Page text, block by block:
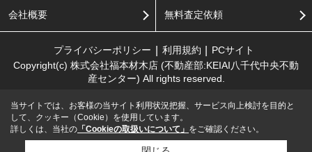
会社概要 無料査定依頼
プライバシーポリシー 利用規約
PCサイト
Copyright(c) 株式会社福本材木店 (不動産部:KEIAI八千代中央不動
産センター) All rights reserved.
当サイトでは、お客様の当サイト利用状況把握、サービス向上検討を目的と
して、クッキー（Cookie）を使用しています。
詳しくは、当社の 「Cookieの取扱いについて」 をご確認ください。